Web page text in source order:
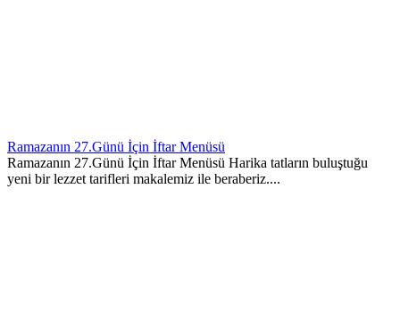
Ramazanın 27.Günü İçin İftar Menüsü
Ramazanın 27.Günü İçin İftar Menüsü Harika tatların buluştuğu
yeni bir lezzet tarifleri makalemiz ile beraberiz....